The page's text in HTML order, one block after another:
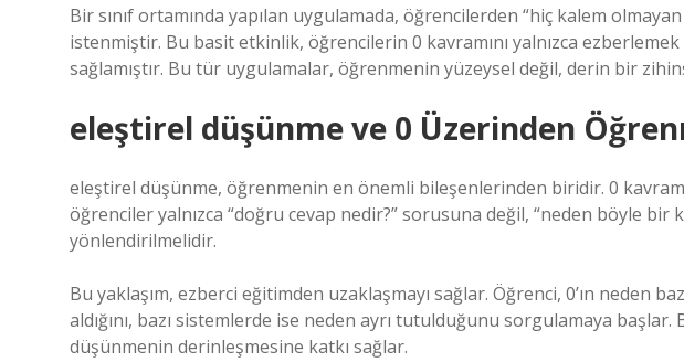
Bir sınıf ortamında yapılan uygulamada, öğrencilerden “hiç kalem
istenmiştir. Bu basit etkinlik, öğrencilerin 0 kavramını yalnızca ezberlemek
sağlamıştır. Bu tür uygulamalar, öğrenmenin yüzeysel değil, derin bir
eleştirel düşünmeve 0 Üzerinden
eleştirel düşünme, öğrenmenin en önemli bileşenlerinden biridir. 0
öğrenciler yalnızca “doğru cevap nedir?” sorusuna değil, “neden böyle bir
yönlendirilmelidir.
Bu yaklaşım, ezberci eğitimden uzaklaşmayı sağlar. Öğrenci, 0’ın neden
aldığını, bazı sistemlerde ise neden ayrı tutulduğunu sorgulamaya
düşünmenin derinleşmesine katkı sağlar.